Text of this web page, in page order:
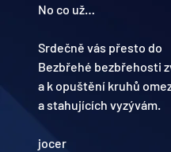
No co už…
Srdečně vás přesto do
Bezbřehé bezbřehosti
a k opuštění kruhů
a stahujících vyzývám.
jocer